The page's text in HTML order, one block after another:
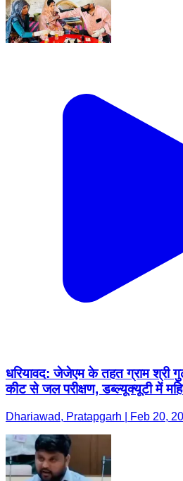
धरियावद: जेजेएम के तहत ग्राम श्री
कीट से जल परीक्षण, डब्ल्यूक्यूटी में
Dhariawad, Pratapgarh | Feb 20,